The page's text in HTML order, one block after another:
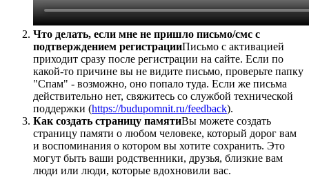
Что делать, если мне не пришло письмо/смс с
подтверждением регистрацииПисьмо с активацией
приходит сразу после регистрации на сайте. Если по
какой-то причине вы не видите письмо, проверьте папку
"Спам" - возможно, оно попало туда. Если же письма
действительно нет, свяжитесь со службой технической
поддержки (https://budupomnit.ru/feedback).
Как создать страницу памятиВы можете создать
страницу памяти о любом человеке, который дорог вам
и воспоминания о котором вы хотите сохранить. Это
могут быть ваши родственники, друзья, близкие вам
люди или люди, которые вдохновили вас.